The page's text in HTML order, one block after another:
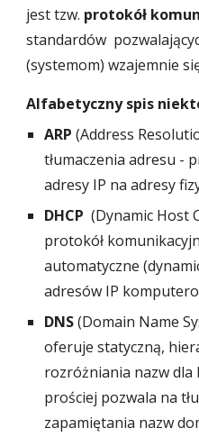
jest tzw. protokół
standardów
(systemom) wzajemnie
Alfabetyczny spis
ARP(Address
tłumaczenia adresu -
adresy IP na adresy
DHCP(Dynamic Host
protokół
automatyczne
adresów IP
DNS(Domain Name
oferuje statyczną,
rozróżniania nazw dla
prościej pozwala na
zapamiętania nazw